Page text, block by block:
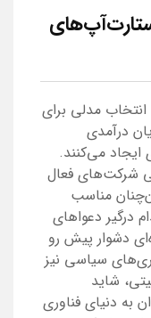
مدلی برای
درآمدی
می‌کنند.
شرکت‌های فعال
مناسب
درگیر دعواهای
دشوار پیش رو
سیاسی نیز
شاید
به دنیای فناوری